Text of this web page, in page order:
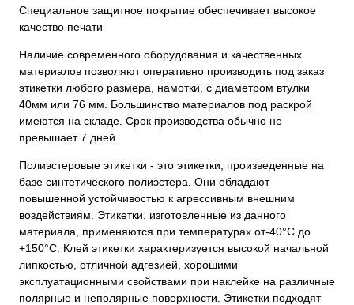
Специальное защитное покрытие обеспечивает высокое
качество печати
Наличие современного оборудования и качественных
материалов позволяют оперативно производить под заказ
этикетки любого размера, намотки, с диаметром втулки
40мм или 76 мм. Большинство материалов под раскрой
имеются на складе. Срок производства обычно не
превышает 7 дней.
Полиэстеровые этикетки - это этикетки, произведенные на
базе синтетического полиэстера. Они обладают
повышенной устойчивостью к агрессивным внешним
воздействиям. Этикетки, изготовленные из данного
материала, применяются при температурах от-40°С до
+150°С. Клей этикетки характеризуется высокой начальной
липкостью, отличной адгезией, хорошими
эксплуатационными свойствами при наклейке на различные
полярные и неполярные поверхности. Этикетки подходят